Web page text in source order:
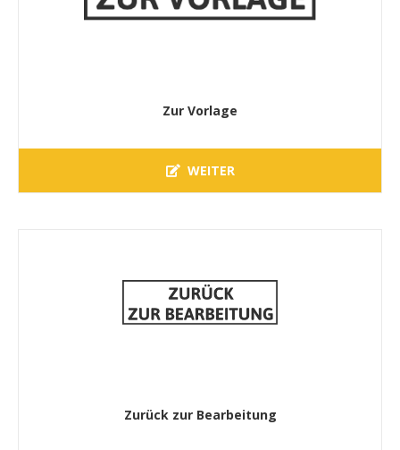
Zur Vorlage
WEITER
Zurück zur Bearbeitung